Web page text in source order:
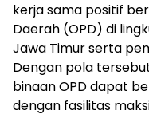
kerja sama positif
Daerah (OPD) di
Jawa Timur serta
Dengan pola
binaan OPD dapat
dengan fasilitas